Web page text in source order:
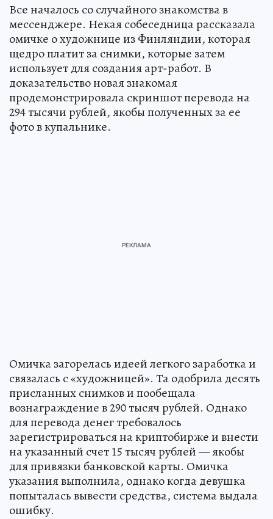
Все началось со случайного знакомства в
мессенджере. Некая собеседница рассказала
омичке о художнице из Финляндии, которая
щедро платит за снимки, которые затем
использует для создания арт-работ. В
доказательство новая знакомая
продемонстрировала скриншот перевода на
294 тысячи рублей, якобы полученных за ее
фото в купальнике.
Омичка загорелась идеей легкого заработка и
связалась с «художницей». Та одобрила десять
присланных снимков и пообещала
вознаграждение в 290 тысяч рублей. Однако
для перевода денег требовалось
зарегистрироваться на криптобирже и внести
на указанный счет 15 тысяч рублей — якобы
для привязки банковской карты. Омичка
указания выполнила, однако когда девушка
попыталась вывести средства, система выдала
ошибку.